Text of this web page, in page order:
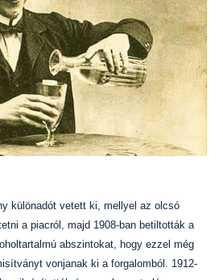
különadót vetett ki, mellyel az olcsó
a piacról, majd 1908-ban betiltották a
abszintokat, hogy ezzel még
vonjanak ki a forgalomból. 1912-